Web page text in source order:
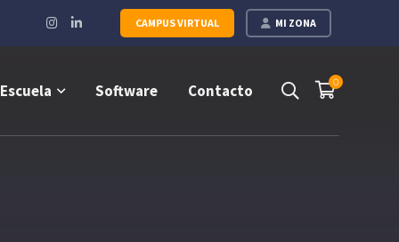
MI ZONA
CAMPUS VIRTUAL
Instagram
Profile
LinkedIn
Profile
0
Escuela Software Contacto